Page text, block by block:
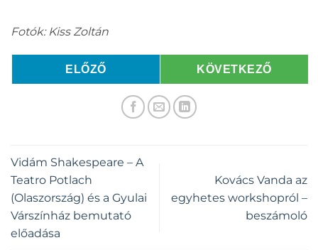
Fotók: Kiss Zoltán
ELŐZŐ KÖVETKEZŐ
Vidám Shakespeare – A
Teatro Potlach
(Olaszország) és a Gyulai
Várszínház bemutató
előadása
Kovács Vanda az
egyhetes workshopról –
beszámoló